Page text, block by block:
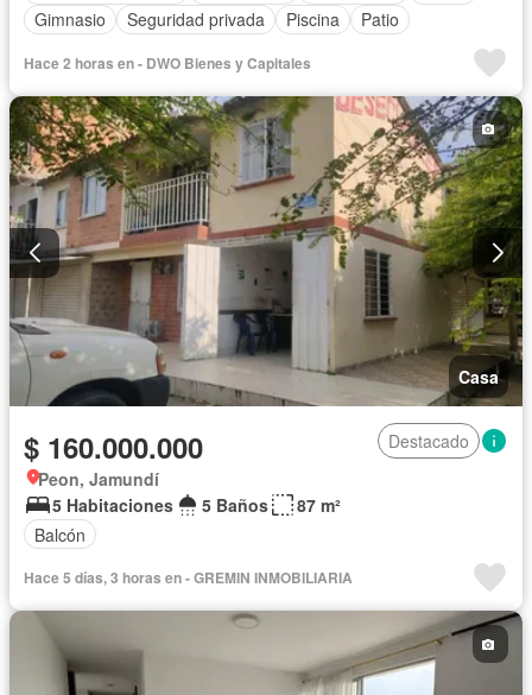
Gimnasio
Seguridad privada Piscina Patio
Hace 2 horas en - DWO Bienes y Capitales
Casa
$ 160.000.000
Destacado
Peon, Jamundí
5 Habitaciones
5 Baños
87 m²
Balcón
Hace 5 días, 3 horas en - GREMIN INMOBILIARIA